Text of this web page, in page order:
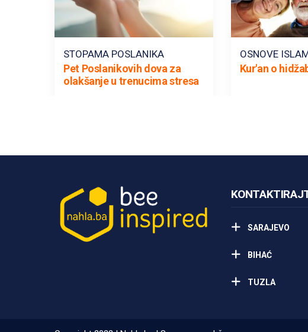
STOPAMA POSLANIKA
Pet Poslanikovih dova za
olakšanje u trenucima stresa
OSNOVE
Kur'an o
SARAJEVO
BIHAĆ
TUZLA